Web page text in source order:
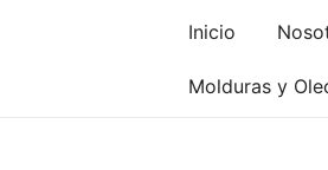
Inicio
Molduras y